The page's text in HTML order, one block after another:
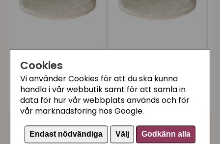
Cookies
Vi använder Cookies för att du ska kunna
handla i vår webbutik samt för att samla in
data för hur vår webbplats används och för
vår marknadsföring hos Google.
Endast nödvändiga Välj Godkänn alla
utan kant creme,
Ø40 cm
329 kr Bevaka
Ø50 cm
499 kr Köp
Du kanske också gillar